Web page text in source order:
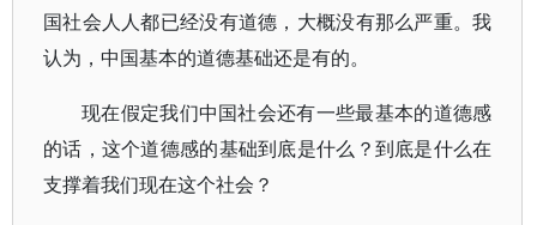
国社会人人都已经没有道德，大概没有那么严重。我
认为，中国基本的道德基础还是有的。
现在假定我们中国社会还有一些最基本的道德感
的话，这个道德感的基础到底是什么？到底是什么在
支撑着我们现在这个社会？